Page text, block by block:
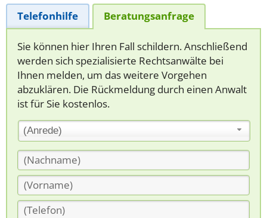
Telefonhilfe Beratungsanfrage
Sie können hier Ihren Fall schildern. Anschließend
werden sich spezialisierte Rechtsanwälte bei
Ihnen melden, um das weitere Vorgehen
abzuklären. Die Rückmeldung durch einen Anwalt
ist für Sie kostenlos.
(Anrede)